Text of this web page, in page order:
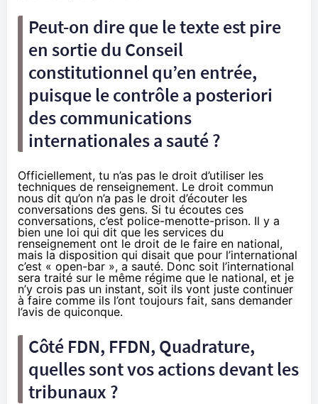
Peut-on dire que le texte est pire
en sortie du Conseil
constitutionnel qu’en entrée,
puisque le contrôle a posteriori
des communications
internationales a sauté ?
Officiellement, tu n’as pas le droit d’utiliser les
techniques de renseignement. Le droit commun
nous dit qu’on n’a pas le droit d’écouter les
conversations des gens. Si tu écoutes ces
conversations, c’est police-menotte-prison. Il y a
bien une loi qui dit que les services du
renseignement ont le droit de le faire en national,
mais la disposition qui disait que pour l’international
c’est « open-bar », a sauté. Donc soit l’international
sera traité sur le même régime que le national, et je
n’y crois pas un instant, soit ils vont juste continuer
à faire comme ils l’ont toujours fait, sans demander
l’avis de quiconque.
Côté FDN, FFDN, Quadrature,
quelles sont vos actions devant les
tribunaux ?